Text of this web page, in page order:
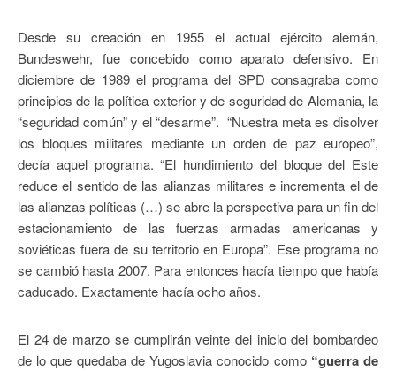
Desde su creación en 1955 el actual ejército alemán,
Bundeswehr, fue concebido como aparato defensivo. En
diciembre de 1989 el programa del SPD consagraba como
principios de la política exterior y de seguridad de Alemania, la
“seguridad común” y el “desarme”. “Nuestra meta es disolver
los bloques militares mediante un orden de paz europeo”,
decía aquel programa. “El hundimiento del bloque del Este
reduce el sentido de las alianzas militares e incrementa el de
las alianzas políticas (…) se abre la perspectiva para un fin del
estacionamiento de las fuerzas armadas americanas y
soviéticas fuera de su territorio en Europa”. Ese programa no
se cambió hasta 2007. Para entonces hacía tiempo que había
caducado. Exactamente hacía ocho años.
El 24 de marzo se cumplirán veinte del inicio del bombardeo
de lo que quedaba de Yugoslavia conocido como “guerra de